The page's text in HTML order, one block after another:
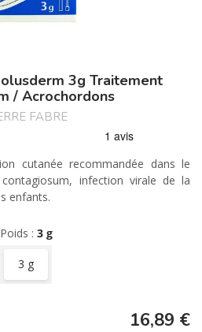
3g Traitement
/ Acrochordons
FABRE
cutanée recommandée dans le
infection virale de la
enfants.
Poids : 3 g
3 g
16,89 €